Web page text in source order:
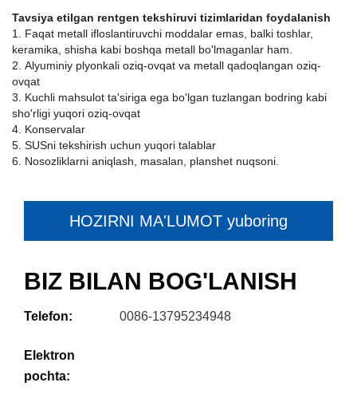
Tavsiya etilgan rentgen tekshiruvi tizimlaridan foydalanish
1. Faqat metall ifloslantiruvchi moddalar emas, balki toshlar,
keramika, shisha kabi boshqa metall bo'lmaganlar ham.
2. Alyuminiy plyonkali oziq-ovqat va metall qadoqlangan oziq-
ovqat
3. Kuchli mahsulot ta'siriga ega bo'lgan tuzlangan bodring kabi
sho'rligi yuqori oziq-ovqat
4. Konservalar
5. SUSni tekshirish uchun yuqori talablar
6. Nosozliklarni aniqlash, masalan, planshet nuqsoni.
HOZIRNI MA'LUMOT yuboring
BIZ BILAN BOG'LANISH
Telefon: 0086-13795234948
Elektron
pochta: